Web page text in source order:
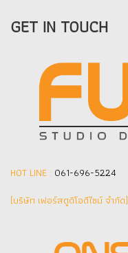
GET IN TOUCH
HOT LINE : 061-696-5224
(บริษัท เฟอร์สตูดิโอดีไซน์ จำกัด]